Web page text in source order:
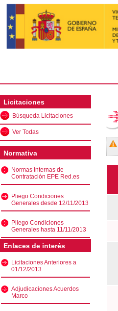
Licitaciones
Búsqueda Licitaciones
Ver Todas
Normativa
Normas Internas de
Contratación EPE Red.es
Pliego Condiciones
Generales desde 12/11/2013
Pliego Condiciones
Generales hasta 11/11/2013
Enlaces de interés
Licitaciones Anteriores a
01/12/2013
Adjudicaciones Acuerdos
Marco